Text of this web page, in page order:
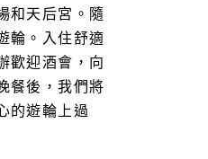
和天后宮。隨
輪。入住舒適
歡迎酒會，向
餐後，我們將
的遊輪上過